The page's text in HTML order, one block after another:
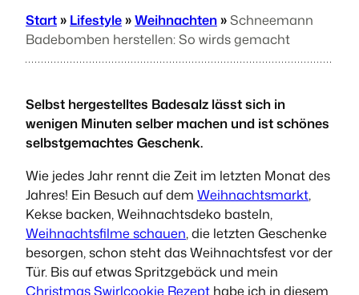
Start» Lifestyle»Weihnachten»Schneemann
Badebomben herstellen: So wirds gemacht
Selbst hergestelltes Badesalz lässt sich in
wenigen Minuten selber machen und ist schönes
selbstgemachtes Geschenk.
Wie jedes Jahr rennt die Zeit im letzten Monat des
Jahres! Ein Besuch auf dem Weihnachtsmarkt,
Kekse backen, Weihnachtsdeko basteln,
Weihnachtsfilme schauen, die letzten Geschenke
besorgen, schon steht das Weihnachtsfest vor der
Tür. Bis auf etwas Spritzgebäck und mein
Christmas Swirlcookie Rezept habe ich in diesem